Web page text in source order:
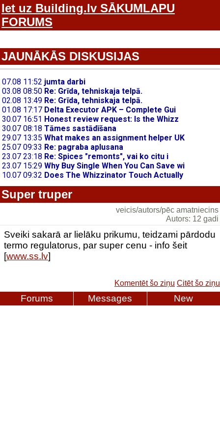
Iet uz Building.lv SĀKUMLAPU
FORUMS
JAUNĀKĀS DISKUSIJAS
Super truper
veicis/autors/pēc amatniecins
Autors: 12 gadi
Sveiki sakarā ar lielāku prikumu, teidzami pārdodu
termo regulatorus, par super cenu - info šeit
[www.ss.lv]
Komentēt šo ziņu Citēt šo ziņu
Forums Messages New